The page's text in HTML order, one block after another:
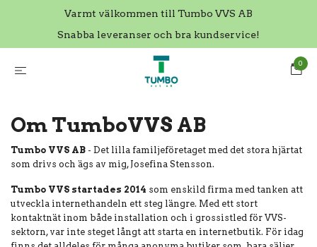
Varmt välkommen till Tumbo VVS AB
Snabba leveranser och bra kundservice!
0
Om TumboVVS AB
Tumbo VVS AB - Det lilla familjeföretaget med det stora hjärtat
som drivs och ägs av mig, Josefina Stensson.
Tumbo VVS startades 2014 som enskild firma med tanken att
utveckla internethandeln ett steg längre. Med ett stort
kontaktnät inom både installation och i grossistled för VVS-
sektorn, var inte steget långt att starta en internetbutik. För idag